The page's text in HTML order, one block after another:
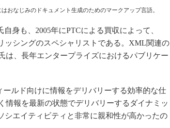
おなじみのドキュメント生成のためのマークアップ言語。
身も、2005年にPTCによる買収によって、
ッシングのスペシャリストである。XML関連の
は、長年エンタープライズにおけるパブリケー
ルド向けに情報をデリバリーする効率的な仕
情報を最新の状態でデリバリーするダイナミッ
シエイティビティと非常に親和性が高かったの